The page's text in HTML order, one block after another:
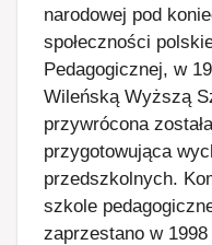
narodowej pod
społeczności
Pedagogicznej, w
Wileńską Wyższą
przywrócona
przygotowująca
przedszkolnych.
szkole
zaprzestano w